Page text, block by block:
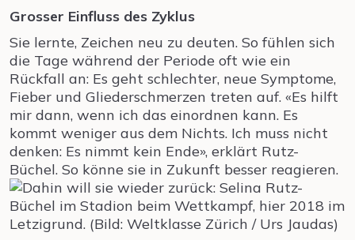
Grosser Einfluss des Zyklus
Sie lernte, Zeichen neu zu deuten. So fühlen sich
die Tage während der Periode oft wie ein
Rückfall an: Es geht schlechter, neue Symptome,
Fieber und Gliederschmerzen treten auf. «Es hilft
mir dann, wenn ich das einordnen kann. Es
kommt weniger aus dem Nichts. Ich muss nicht
denken: Es nimmt kein Ende», erklärt Rutz-
Büchel. So könne sie in Zukunft besser reagieren.